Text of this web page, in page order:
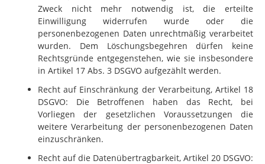
Zweck nicht mehr notwendig ist, die erteilte
Einwilligung widerrufen wurde oder die
personenbezogenen Daten unrechtmäßig verarbeitet
wurden. Dem Löschungsbegehren dürfen keine
Rechtsgründe entgegenstehen, wie sie insbesondere
in Artikel 17 Abs. 3 DSGVO aufgezählt werden.
Recht auf Einschränkung der Verarbeitung, Artikel 18
DSGVO: Die Betroffenen haben das Recht, bei
Vorliegen der gesetzlichen Voraussetzungen die
weitere Verarbeitung der personenbezogenen Daten
einzuschränken.
Recht auf die Datenübertragbarkeit, Artikel 20 DSGVO: